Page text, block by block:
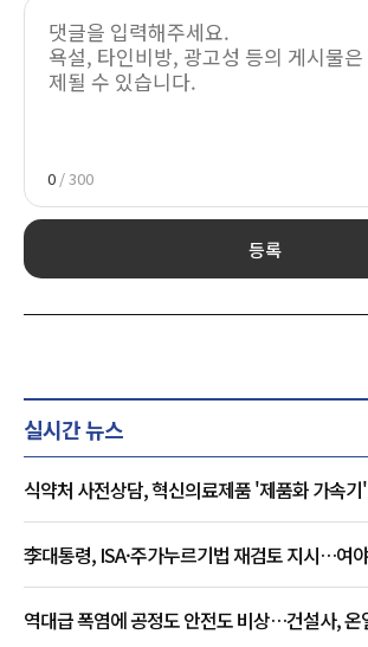
0 / 300
등록
실시간 뉴스
식약처 사전상담, 혁신의료제품 '제품화 가속
李대통령, ISA·주가누르기법 재검토 지시…여
역대급 폭염에 공정도 안전도 비상…건설사, 온